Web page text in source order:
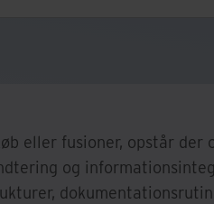
eller fusioner, opstår der
og